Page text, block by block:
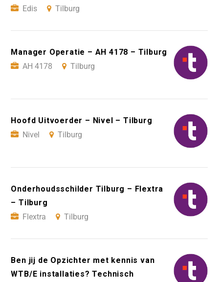
Edis
Tilburg
Manager Operatie – AH 4178 – Tilburg
AH 4178
Tilburg
Hoofd Uitvoerder – Nivel – Tilburg
Nivel
Tilburg
Onderhoudsschilder Tilburg – Flextra
– Tilburg
Flextra
Tilburg
Ben jij de Opzichter met kennis van
WTB/E installaties? Technisch